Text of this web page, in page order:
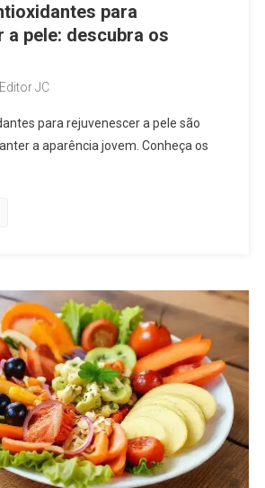
para
a pele: descubra os
Editor JC
para rejuvenescer a pele são
a aparência jovem. Conheça os